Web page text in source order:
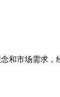
和市场需求，